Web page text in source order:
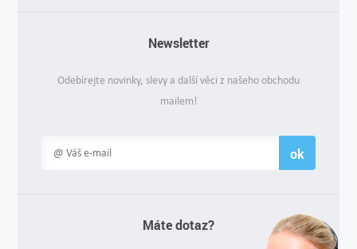
Newsletter
Odebírejte novinky, slevy a další věci z našeho obchodu
mailem!
ok
Máte dotaz?